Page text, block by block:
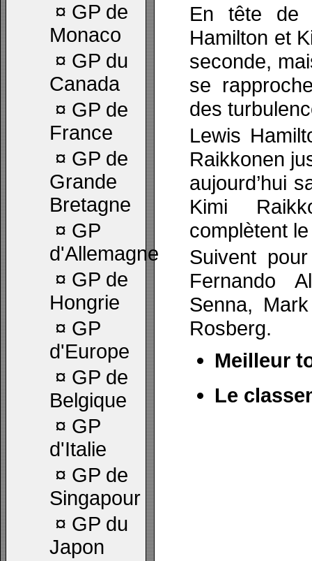
¤ GP de
Monaco
¤ GP du
Canada
¤ GP de
France
¤ GP de
Grande
Bretagne
¤ GP
d'Allemagne
¤ GP de
Hongrie
¤ GP
d'Europe
¤ GP de
Belgique
¤ GP
d'Italie
¤ GP de
Singapour
¤ GP du
Japon
En tête de
Hamilton et
seconde,
se
des
Lewis
Raikkonen
aujourd’hui
Kimi
complètent
Suivent
Fernando
Senna,
Rosberg.
Meilleur
Le